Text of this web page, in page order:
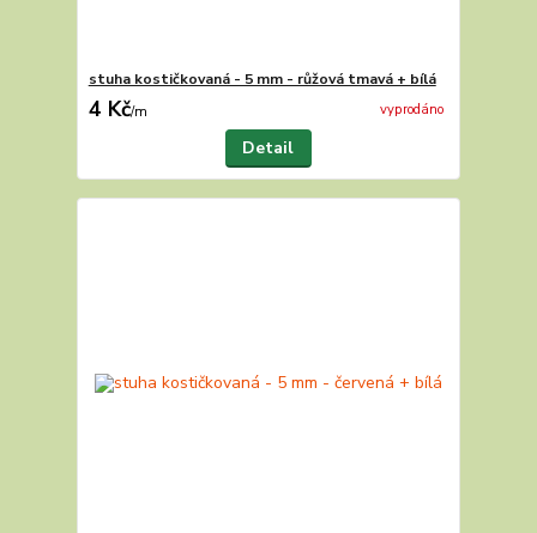
stuha kostičkovaná - 5 mm - růžová tmavá + bílá
4 Kč/m vyprodáno
Detail